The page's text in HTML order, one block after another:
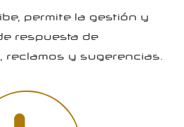
permite la gestión y
respuesta de
reclamos y sugerencias.